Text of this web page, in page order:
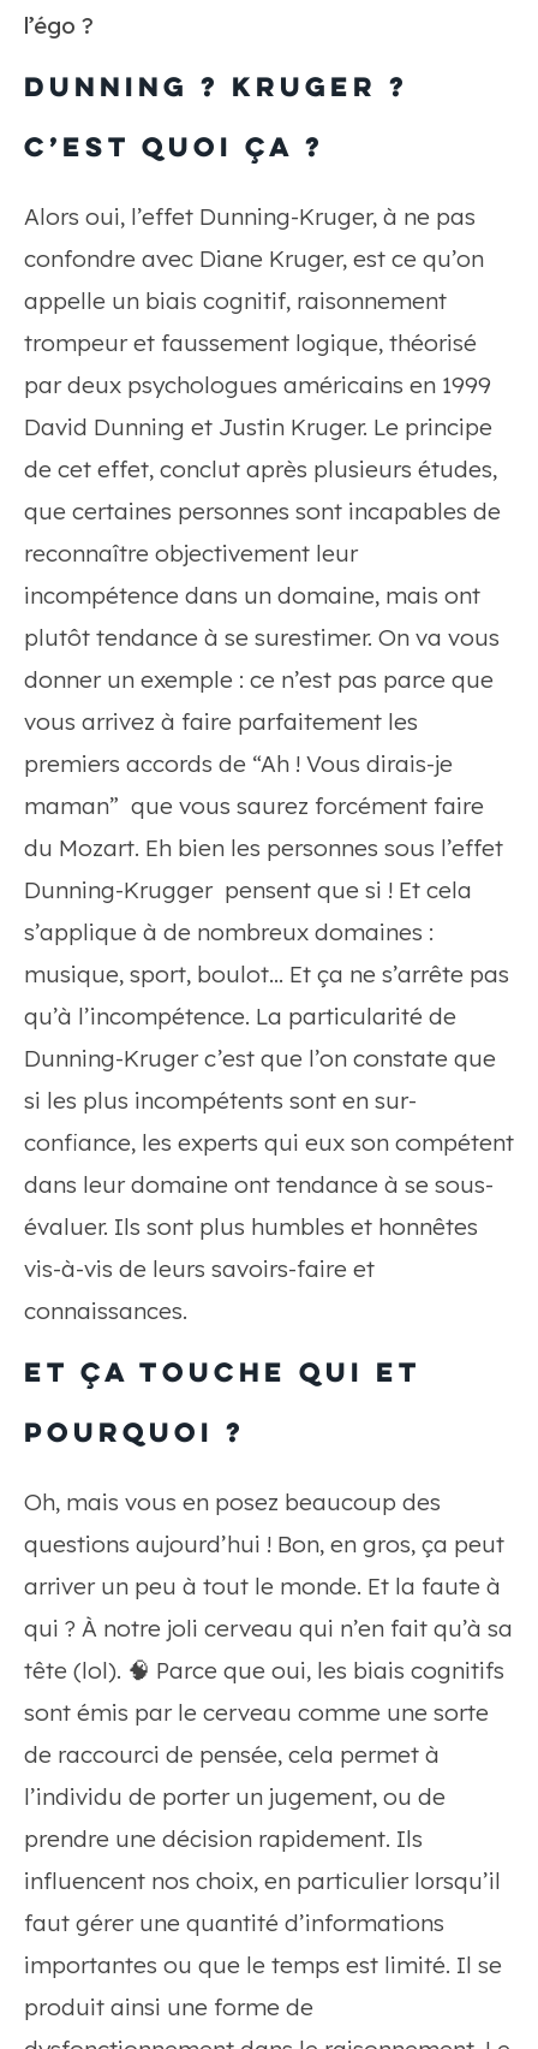
l’égo ?
Dunning ? Kruger ?
C’est quoi ça ?
Alors oui, l’effet Dunning-Kruger, à ne pas
confondre avec Diane Kruger, est ce qu’on
appelle un biais cognitif, raisonnement
trompeur et faussement logique, théorisé
par deux psychologues américains en 1999
David Dunning et Justin Kruger. Le principe
de cet effet, conclut après plusieurs études,
que certaines personnes sont incapables de
reconnaître objectivement leur
incompétence dans un domaine, mais ont
plutôt tendance à se surestimer. On va vous
donner un exemple : ce n’est pas parce que
vous arrivez à faire parfaitement les
premiers accords de “Ah ! Vous dirais-je
maman” que vous saurez forcément faire
du Mozart. Eh bien les personnes sous l’effet
Dunning-Krugger pensent que si ! Et cela
s’applique à de nombreux domaines :
musique, sport, boulot… Et ça ne s’arrête pas
qu’à l’incompétence. La particularité de
Dunning-Kruger c’est que l’on constate que
si les plus incompétents sont en sur-
confiance, les experts qui eux son compétent
dans leur domaine ont tendance à se sous-
évaluer. Ils sont plus humbles et honnêtes
vis-à-vis de leurs savoirs-faire et
connaissances.
Et ça touche qui et
pourquoi ?
Oh, mais vous en posez beaucoup des
questions aujourd’hui ! Bon, en gros, ça peut
arriver un peu à tout le monde. Et la faute à
qui ? À notre joli cerveau qui n’en fait qu’à sa
tête (lol). 🧠 Parce que oui, les biais cognitifs
sont émis par le cerveau comme une sorte
de raccourci de pensée, cela permet à
l’individu de porter un jugement, ou de
prendre une décision rapidement. Ils
influencent nos choix, en particulier lorsqu’il
faut gérer une quantité d’informations
importantes ou que le temps est limité. Il se
produit ainsi une forme de